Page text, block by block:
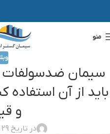
منو
سیمان
باید از آن استفاده
و
در تاریخ 29 بهمن 1404